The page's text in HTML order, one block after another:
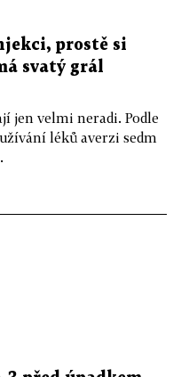
prostě si
svatý grál
jen velmi neradi. Podle
léků averzi sedm